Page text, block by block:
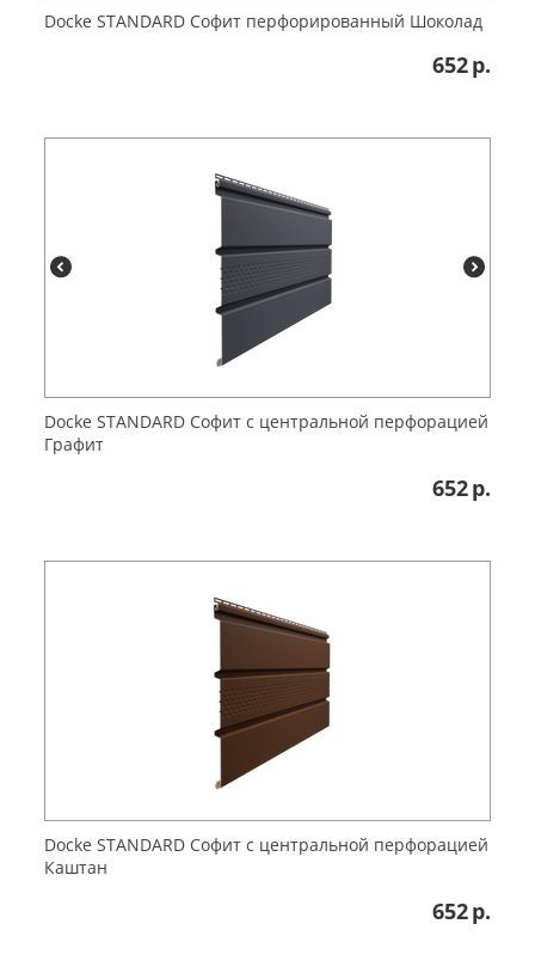
Docke STANDARD Софит перфорированный Шоколад
652р.
Docke STANDARD Софит с центральной перфорацией
Графит
652р.
Docke STANDARD Софит с центральной перфорацией
Каштан
652р.